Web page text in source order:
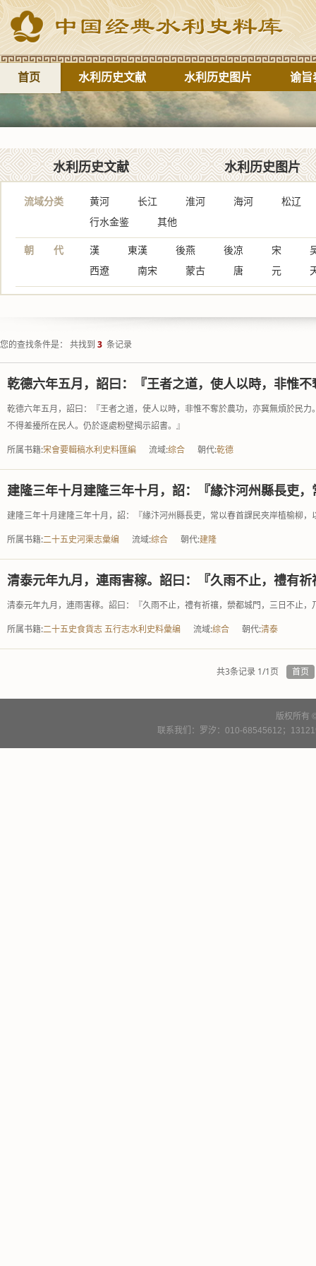
首页 水利历史文献 水利历史图片 谕旨
水利历史文献 水利历史图片
流域分类 黄河 长江 淮河 海河
松辽
行水金鉴
其他
朝 代 漢 東漢 後燕 後凉 宋
西遼
南宋 蒙古 唐 元
您的查找条件是： 共找到 3 条记录
乾德六年五月，詔曰：『王者之道，使人以時，非惟
乾德六年五月，詔曰：『王者之道，使人以時，非惟不奪於農功，亦冀無煩於民
不得差擾所在民人。仍於逐處粉壁揭示詔書。』
所属书籍:宋會要輯稿水利史料匯編 流域:综合 朝代:乾德
建隆三年十月建隆三年十月，詔：『緣汴河州縣長吏
建隆三年十月建隆三年十月，詔：『緣汴河州縣長吏，常以春首課民夾岸植榆柳，
所属书籍:二十五史河渠志彙编 流域:综合 朝代:建隆
清泰元年九月，連雨害稼。詔曰：『久雨不止，禮有
清泰元年九月，連雨害稼。詔曰：『久雨不止，禮有祈禳，禜都城門，三日不止
所属书籍:二十五史食貨志 五行志水利史料彙编 流域:综合 朝代:清泰
共3条记录 1/1页 首页
版权所有
联系我们：罗汐：010-68545612；